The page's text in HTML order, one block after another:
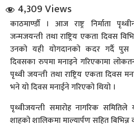
संवाद
4,309 Views
काठमाण्डौँ । आज राष्ट्र निर्माता
जन्मजयन्ती तथा राष्ट्रिय एकता दिवस
उनको यही योगदानको कदर गर्दै पुस
दिवसका रुपमा मनाइने गरिएकामा
पृथ्वी जयन्ती तथा राष्ट्रिय एकता दिवस
भने यो दिवस मनाईने गरिएको थियो ।
पृथ्वीजयन्ती समारोह नागरिक
शाहको शालिकमा माल्यार्पण सहित बिभिन्न